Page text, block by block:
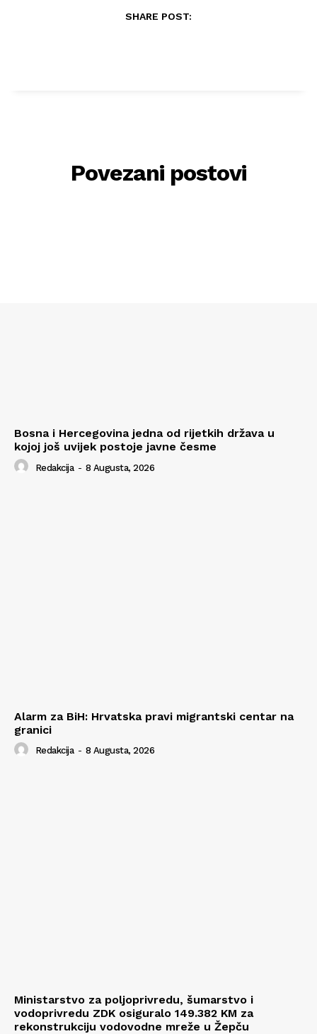
SHARE POST:
Povezani postovi
Bosna i Hercegovina jedna od rijetkih država u
kojoj još uvijek postoje javne česme
Redakcija - 8 Augusta, 2026
Alarm za BiH: Hrvatska pravi migrantski centar na
granici
Redakcija - 8 Augusta, 2026
Ministarstvo za poljoprivredu, šumarstvo i
vodoprivredu ZDK osiguralo 149.382 KM za
rekonstrukciju vodovodne mreže u Žepču